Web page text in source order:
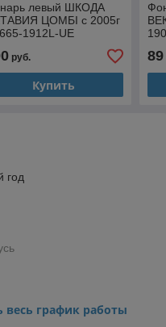
левый ШКОДА
ЦOMБI с 2005г
1912L-UE
руб.
Купить
89
год
весь график работы